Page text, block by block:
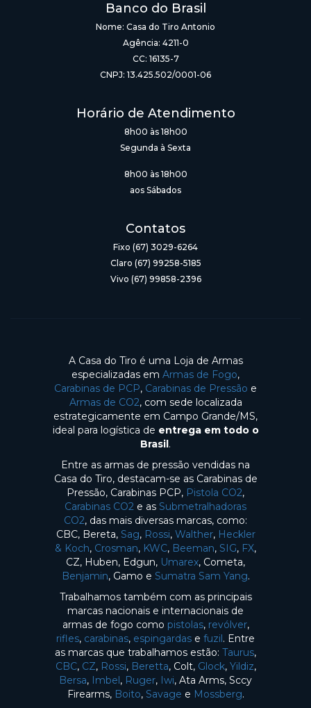
Banco do Brasil
Nome: Casa do Tiro Antonio
Agência: 4211-0
CC: 16135-7
CNPJ: 13.425.502/0001-06
Horário de Atendimento
8h00 às 18h00
Segunda à Sexta
8h00 às 18h00
aos Sábados
Contatos
Fixo (67) 3029-6264
Claro (67) 99258-5185
Vivo (67) 99858-2396
A Casa do Tiro é uma Loja de Armas
especializadas em Armas de Fogo,
Carabinas de PCP, Carabinas de Pressão e
Armas de CO2, com sede localizada
estrategicamente em Campo Grande/MS,
ideal para logística de entrega em todo o
Brasil.
Entre as armas de pressão vendidas na
Casa do Tiro, destacam-se as Carabinas de
Pressão, Carabinas PCP, Pistola CO2,
Carabinas CO2 e as Submetralhadoras
CO2, das mais diversas marcas, como:
CBC, Bereta, Sag, Rossi, Walther, Heckler
& Koch, Crosman, KWC, Beeman, SIG, FX,
CZ, Huben, Edgun, Umarex, Cometa,
Benjamin, Gamo e Sumatra Sam Yang.
Trabalhamos também com as principais
marcas nacionais e internacionais de
armas de fogo como pistolas, revólver,
rifles, carabinas, espingardas e fuzil. Entre
as marcas que trabalhamos estão: Taurus,
CBC, CZ, Rossi, Beretta, Colt, Glock, Yildiz,
Bersa, Imbel, Ruger, Iwi, Ata Arms, Sccy
Firearms, Boito, Savage e Mossberg.